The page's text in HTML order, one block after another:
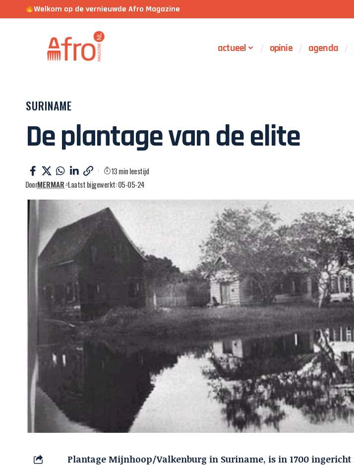
Welkom op de vernieuwde Afro Magazine
actueel opinie agenda
SURINAME
De plantage van de elite
DoorMERMAR Laatst bijgewerkt: 05-05-24
13 min leestijd
Plantage Mijnhoop/Valkenburg in Suriname, is in 1700 ingericht